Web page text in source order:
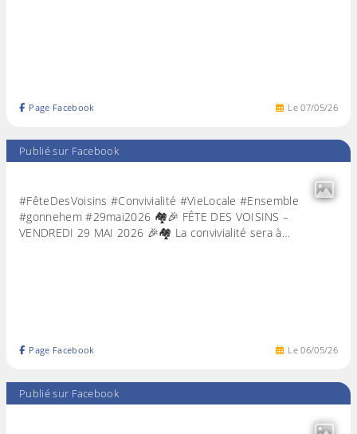
Le07/05/26
Page Facebook
Publié sur Facebook
#FêteDesVoisins #Convivialité #VieLocale #Ensemble
#gonnehem #29mai2026 🏘️🎉 FÊTE DES VOISINS –
VENDREDI 29 MAI 2026 🎉🏘️ La convivialité sera à…
Le06/05/26
Page Facebook
Publié sur Facebook